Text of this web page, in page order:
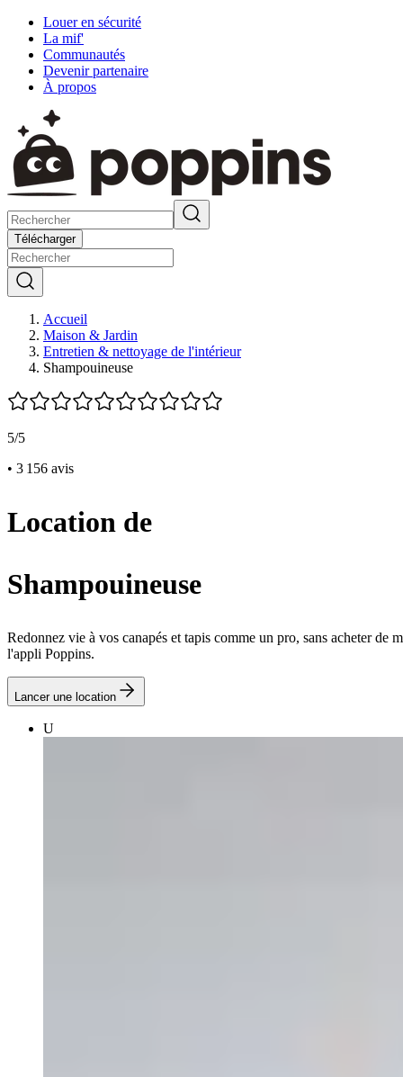
Louer en sécurité
La mif'
Communautés
Devenir partenaire
À propos
Télécharger
Accueil
Maison & Jardin
Entretien & nettoyage de l'intérieur
Shampouineuse
5/5
• 3 156 avis
Location de
Shampouineuse
Redonnez vie à vos canapés et tapis comme un pro, sans acheter de
l'appli Poppins.
Lancer une location
U